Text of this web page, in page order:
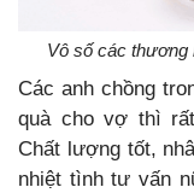
Vô số các thương
Các anh chồng
quà cho vợ thì
Chất lượng tốt,
nhiệt tình tư vấn